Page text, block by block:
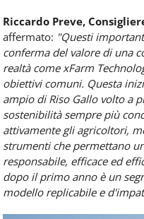
Riccardo Preve,
affermato: "Questi
conferma del valore di una
realtà come xFarm
obiettivi comuni. Questa
ampio di Riso Gallo volto a
sostenibilità sempre più
attivamente gli agricoltori,
strumenti che permettano
responsabile, efficace ed
dopo il primo anno è un
modello replicabile e